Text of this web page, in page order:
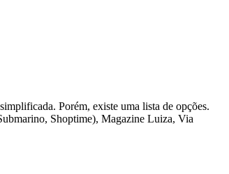
Porém, existe uma lista de opções.
Shoptime), Magazine Luiza, Via